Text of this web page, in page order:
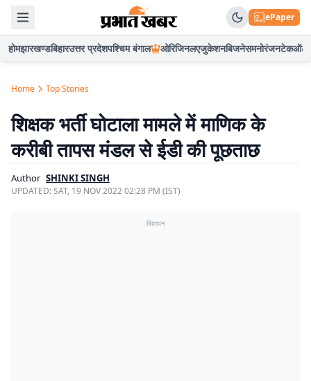
ePaper
होमझारखण्डबिहारउत्तर प्रदेशपश्चिम बंगाल ओरिजिनलएजुकेशनबिजनेसमनोरंजनटेकऑटो
Home Top Stories
शिक्षक भर्ती घोटाला मामले में माणिक के
करीबी तापस मंडल से ईडी की पूछताछ
Author SHINKI SINGH
UPDATED:SAT, 19 NOV 2022 02:28 PM (IST)
विज्ञापन